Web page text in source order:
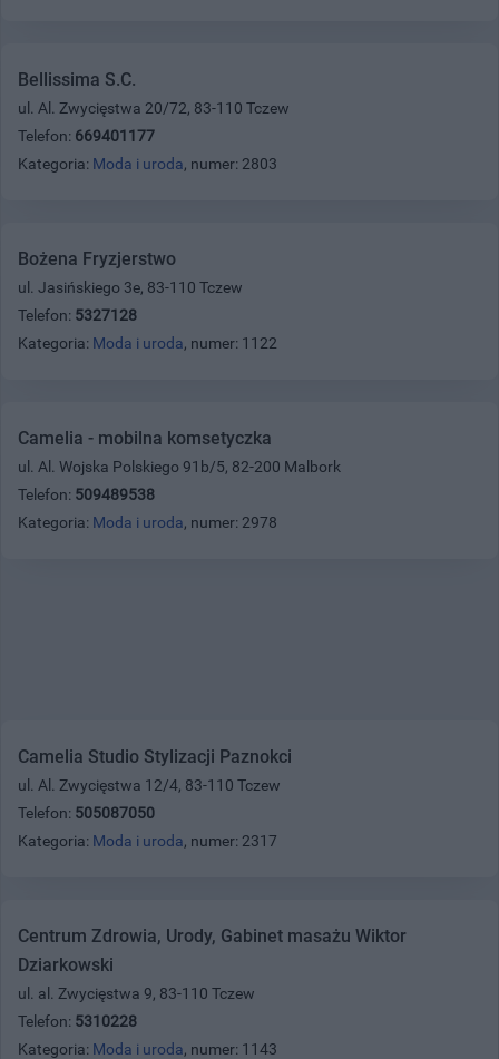
Bellissima S.C.
ul. Al. Zwycięstwa 20/72, 83-110 Tczew
Telefon: 669401177
Kategoria: Moda i uroda, numer: 2803
Bożena Fryzjerstwo
ul. Jasińskiego 3e, 83-110 Tczew
Telefon: 5327128
Kategoria: Moda i uroda, numer: 1122
Camelia - mobilna komsetyczka
ul. Al. Wojska Polskiego 91b/5, 82-200 Malbork
Telefon: 509489538
Kategoria: Moda i uroda, numer: 2978
Camelia Studio Stylizacji Paznokci
ul. Al. Zwycięstwa 12/4, 83-110 Tczew
Telefon: 505087050
Kategoria: Moda i uroda, numer: 2317
Centrum Zdrowia, Urody, Gabinet masażu Wiktor
Dziarkowski
ul. al. Zwycięstwa 9, 83-110 Tczew
Telefon: 5310228
Kategoria: Moda i uroda, numer: 1143